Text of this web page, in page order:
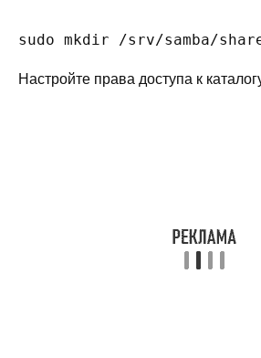
sudo mkdir /srv/samba/
Настройте права доступа к